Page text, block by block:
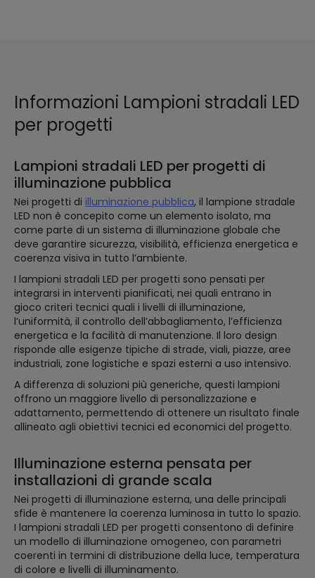
Informazioni Lampioni stradali LED
per progetti
Lampioni stradali LED per progetti di
illuminazione pubblica
Nei progetti di illuminazione pubblica, il lampione stradale
LED non è concepito come un elemento isolato, ma
come parte di un sistema di illuminazione globale che
deve garantire sicurezza, visibilità, efficienza energetica e
coerenza visiva in tutto l’ambiente.
I lampioni stradali LED per progetti sono pensati per
integrarsi in interventi pianificati, nei quali entrano in
gioco criteri tecnici quali i livelli di illuminazione,
l’uniformità, il controllo dell’abbagliamento, l’efficienza
energetica e la facilità di manutenzione. Il loro design
risponde alle esigenze tipiche di strade, viali, piazze, aree
industriali, zone logistiche e spazi esterni a uso intensivo.
A differenza di soluzioni più generiche, questi lampioni
offrono un maggiore livello di personalizzazione e
adattamento, permettendo di ottenere un risultato finale
allineato agli obiettivi tecnici ed economici del progetto.
Illuminazione esterna pensata per
installazioni di grande scala
Nei progetti di illuminazione esterna, una delle principali
sfide è mantenere la coerenza luminosa in tutto lo spazio.
I lampioni stradali LED per progetti consentono di definire
un modello di illuminazione omogeneo, con parametri
coerenti in termini di distribuzione della luce, temperatura
di colore e livelli di illuminamento.